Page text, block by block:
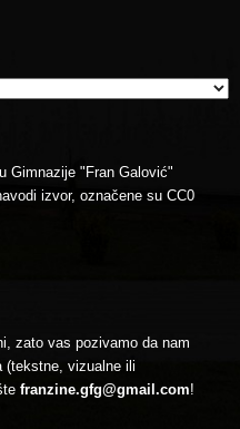
Gimnazije "Fran Galović"
izvor, označene su CC0
zato vas pozivamo da nam
(tekstne, vizualne ili
franzine.gfg@gmail.com!